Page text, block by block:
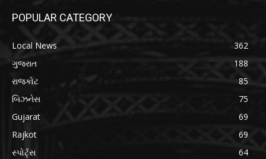
POPULAR CATEGORY
Local News
362
ગુજરાત
188
રાજકોટ
85
બિઝનેસ
75
Gujarat
69
Rajkot
69
સ્પોર્ટ્સ
64